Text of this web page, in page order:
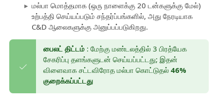
மல்பா மொத்தமாக (ஒரு நாளைக்கு 20 டன்களுக்கு மேல்)
உற்பத்தி செய்யப்படும் சந்தர்ப்பங்களில், அது நேரடியாக
C&D ஆலைகளுக்கு அனுப்பப்படுகிறது.
பைலட் திட்டம்: மேற்கு மண்டலத்தில் 3 பிரத்யேக
சேகரிப்பு தளங்களுடன் செய்யப்பட்டது; இதன்
விளைவாக சட்டவிரோத மல்பா கொட்டுதல் 46%
குறைக்கப்பட்டது